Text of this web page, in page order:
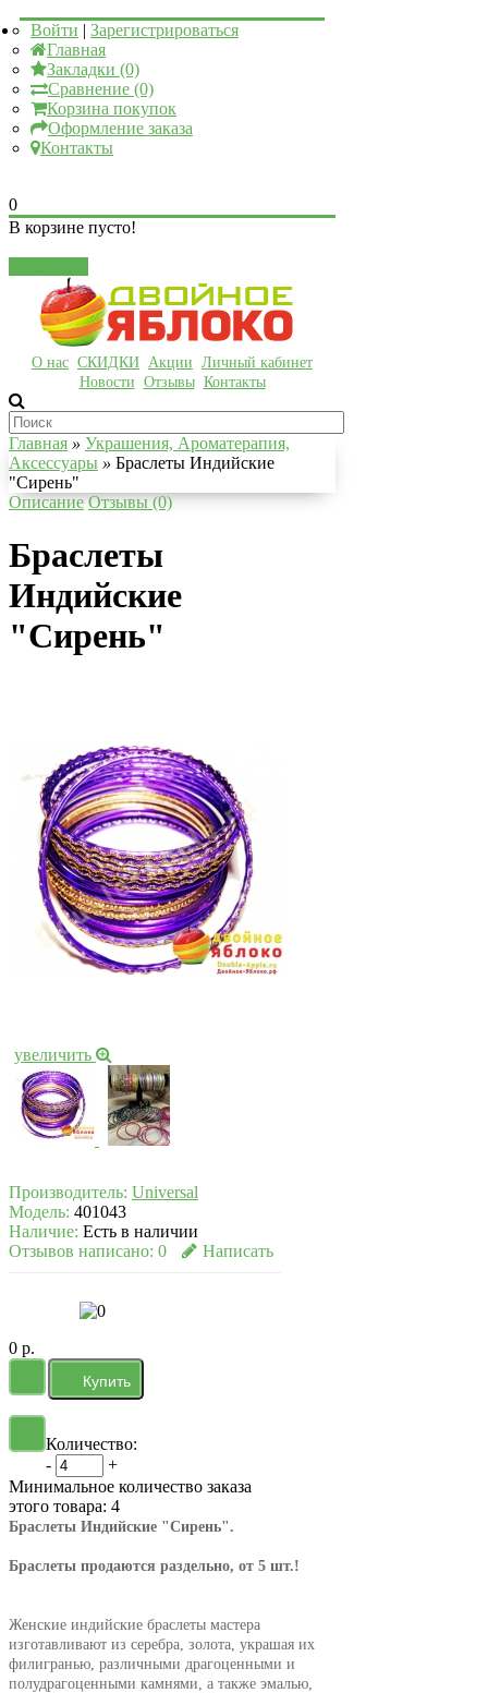
Войти | Зарегистрироваться
Главная
Закладки (0)
Сравнение (0)
Корзина покупок
Оформление заказа
Контакты
0
В корзине пусто!
О нас СКИДКИ Акции Личный кабинет
Новости Отзывы Контакты
Главная » Украшения, Ароматерапия,
Аксессуары » Браслеты Индийские
"Сирень"
Описание Отзывы (0)
Браслеты
Индийские
"Сирень"
увеличить
Производитель: Universal
Модель: 401043
Наличие: Есть в наличии
Отзывов написано: 0 Написать
0 р.
Количество:
-
+
Минимальное количество заказа
этого товара: 4
Браслеты Индийские "Сирень".
Браслеты продаются раздельно, от 5 шт.!
Женские индийские браслеты мастера
изготавливают из серебра, золота, украшая их
филигранью, различными драгоценными и
полудрагоценными камнями, а также эмалью,